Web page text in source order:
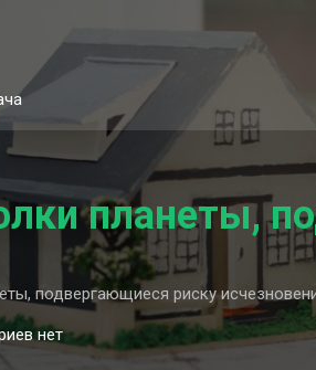
планеты,
подвергающиеся риску
к
нет